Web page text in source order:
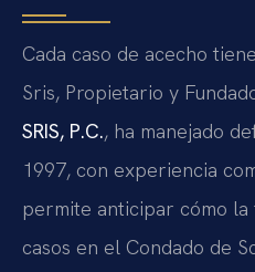
Cada caso de acecho
Sris, Propietario y
SRIS, P.C., ha manejado
1997, con experiencia
permite anticipar cómo la
casos en el Condado de